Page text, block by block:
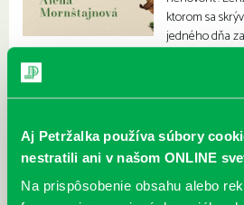
Aj Petržalka používa súbory
nestratili ani v našom ONLINE
Na prispôsobenie obsahu alebo
ktorom sa
jedného dňa